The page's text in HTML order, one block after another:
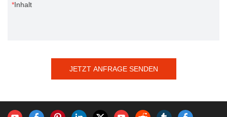
Inhalt
JETZT ANFRAGE SENDEN